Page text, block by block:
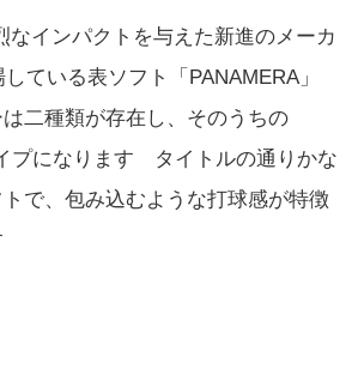
なインパクトを与えた新進のメーカ
ている表ソフト「PANAMERA」
二種類が存在し、そのうちの
プになります タイトルの通りかな
で、包み込むような打球感が特徴